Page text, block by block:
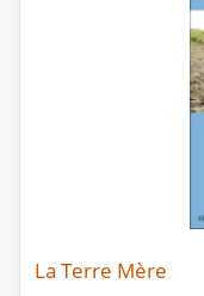
La Terre Mère